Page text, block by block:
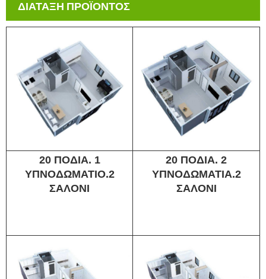
ΔΙΑΤΑΞΗ ΠΡΟΪΟΝΤΟΣ
20 ΠΟΔΙΑ. 1
ΥΠΝΟΔΩΜΑΤΙΟ.2
ΣΑΛΟΝΙ
20 ΠΟΔΙΑ. 2
ΥΠΝΟΔΩΜΑΤΙΑ.2
ΣΑΛΟΝΙ